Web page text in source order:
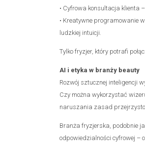
• Cyfrowa konsultacja klienta
• Kreatywne programowanie
ludzkiej intuicji.
Tylko fryzjer, który potrafi
AI i etyka w branży beauty
Rozwój sztucznej inteligencji
Czy można wykorzystać
naruszania zasad
Branża fryzjerska, podobnie
odpowiedzialności cyfrowej –